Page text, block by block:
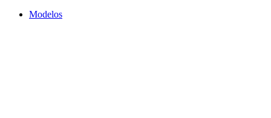
Modelos